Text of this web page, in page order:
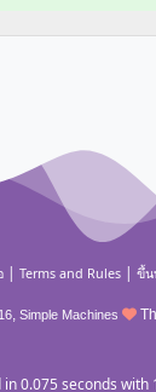
| Terms and Rules| ขึ้
, Simple Machines
in 0.075 seconds with